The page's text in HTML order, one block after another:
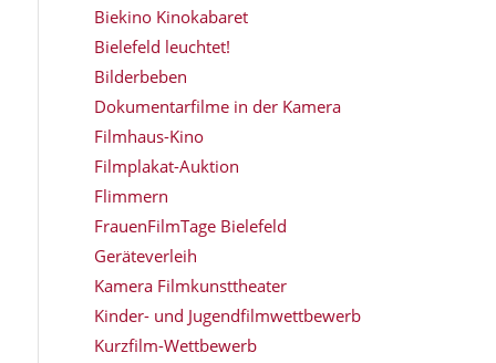
Biekino Kinokabaret
Bielefeld leuchtet!
Bilderbeben
Dokumentarfilme in der Kamera
Filmhaus-Kino
Filmplakat-Auktion
Flimmern
FrauenFilmTage Bielefeld
Geräteverleih
Kamera Filmkunsttheater
Kinder- und Jugendfilmwettbewerb
Kurzfilm-Wettbewerb